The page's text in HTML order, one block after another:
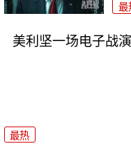
最
美利坚一场电子战
最热